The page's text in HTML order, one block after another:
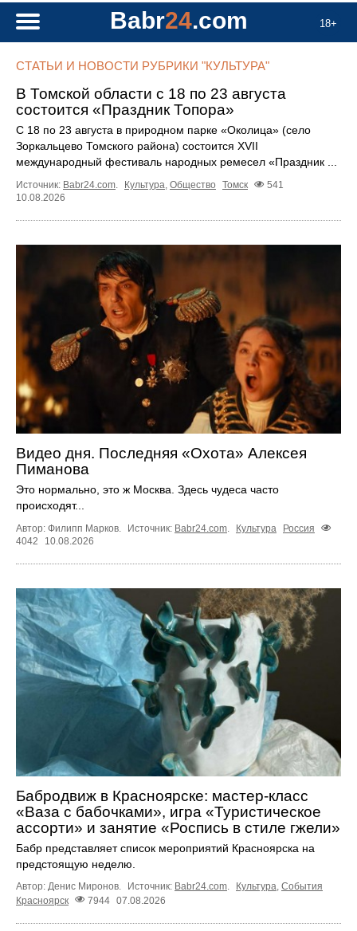
18+
Babr24.com
СТАТЬИ И НОВОСТИ РУБРИКИ "КУЛЬТУРА"
В Томской области с 18 по 23 августа
состоится «Праздник Топора»
С 18 по 23 августа в природном парке «Околица» (село
Зоркальцево Томского района) состоится XVII
международный фестиваль народных ремесел «Праздник ...
Источник: Babr24.com. Культура, Общество Томск
541
10.08.2026
Видео дня. Последняя «Охота» Алексея
Пиманова
Это нормально, это ж Москва. Здесь чудеса часто
происходят...
Автор: Филипп Марков. Источник: Babr24.com. Культура
Россия
4042
10.08.2026
Бабродвиж в Красноярске: мастер-класс
«Ваза с бабочками», игра «Туристическое
ассорти» и занятие «Роспись в стиле гжели»
Бабр представляет список мероприятий Красноярска на
предстоящую неделю.
Автор: Денис Миронов. Источник: Babr24.com. Культура, События
Красноярск
7944 07.08.2026